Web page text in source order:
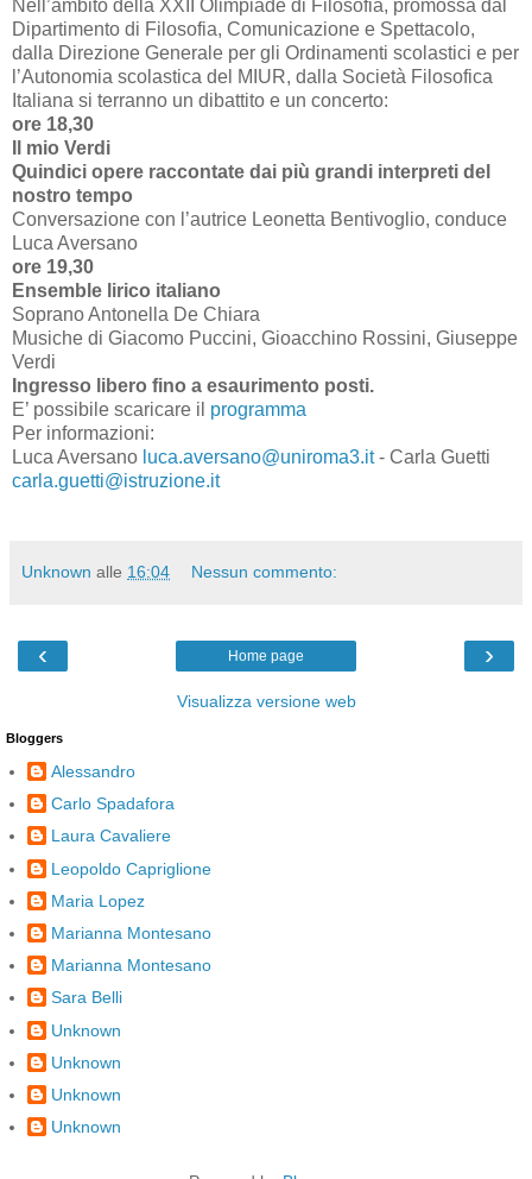
Nell’ambito della XXII Olimpiade di Filosofia, promossa dal
Dipartimento di Filosofia, Comunicazione e Spettacolo,
dalla Direzione Generale per gli Ordinamenti scolastici e per
l’Autonomia scolastica del MIUR, dalla Società Filosofica
Italiana si terranno un dibattito e un concerto:
ore 18,30
Il mio Verdi
Quindici opere raccontate dai più grandi interpreti del
nostro tempo
Conversazione con l’autrice Leonetta Bentivoglio, conduce
Luca Aversano
ore 19,30
Ensemble lirico italiano
Soprano Antonella De Chiara
Musiche di Giacomo Puccini, Gioacchino Rossini, Giuseppe
Verdi
Ingresso libero fino a esaurimento posti.
E’ possibile scaricare il programma
Per informazioni:
Luca Aversano luca.aversano@uniroma3.it- Carla Guetti
carla.guetti@istruzione.it
Unknown alle 16:04 Nessun commento:
‹ ›
Home page
Visualizza versione web
Bloggers
Alessandro
Carlo Spadafora
Laura Cavaliere
Leopoldo Capriglione
Maria Lopez
Marianna Montesano
Marianna Montesano
Sara Belli
Unknown
Unknown
Unknown
Unknown